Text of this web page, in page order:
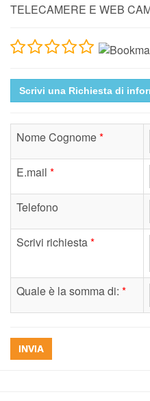
TELECAMERE E WEB
Scrivi una Richiesta di
Nome Cognome*
E.mail *
Telefono
Scrivi richiesta*
Quale è la somma di: *
INVIA